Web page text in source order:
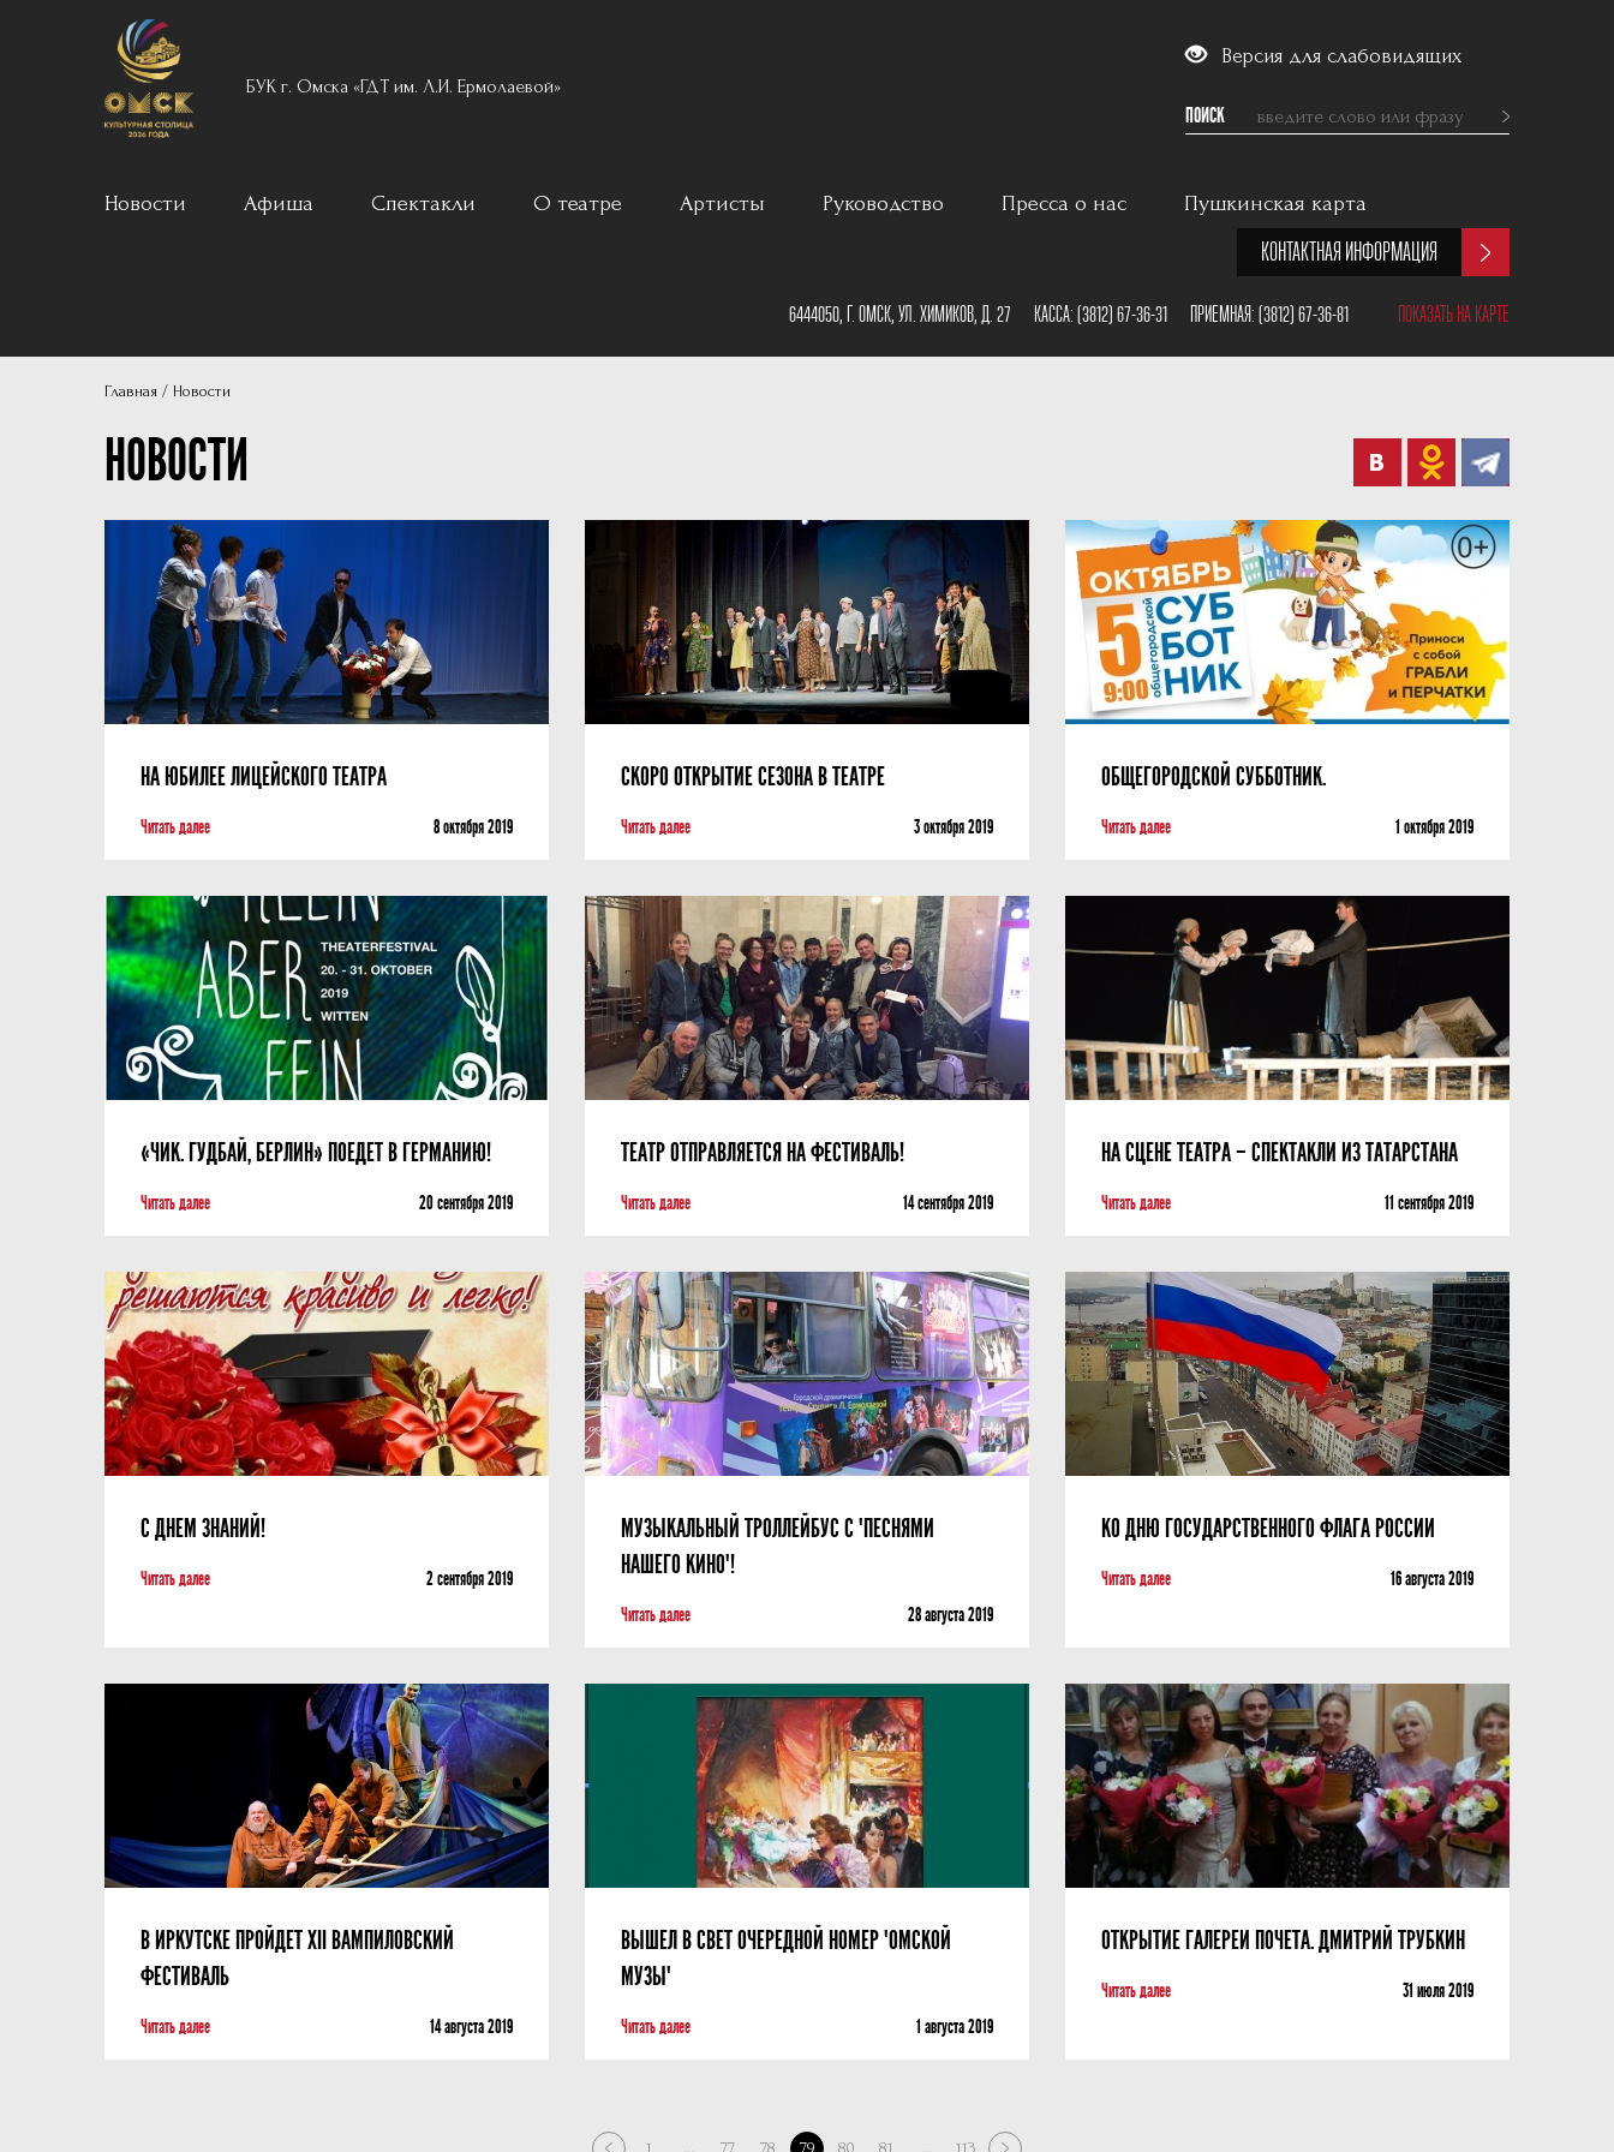
БУК г. Омска «ГДТ им. Л.И. Ермолаевой»
Версия для слабовидящих
ПОИСК
Новости Афиша Спектакли О театре
Документы
Учредители
Артисты Руководство Пресса о нас Пушкинская карта
КОНТАКТНАЯ ИНФОРМАЦИЯ
6444050, Г. ОМСК, УЛ. ХИМИКОВ, Д. 27 КАССА:(3812) 67-36-31 ПРИЕМНАЯ:(3812) 67-36-81 ПОКАЗАТЬ НА КАРТЕ
Главная Новости
НОВОСТИ
НА ЮБИЛЕЕ ЛИЦЕЙСКОГО ТЕАТРА
Читать далее 8 октября 2019
СКОРО ОТКРЫТИЕ СЕЗОНА В ТЕАТРЕ
Читать далее 3 октября 2019
ОБЩЕГОРОДСКОЙ СУББОТНИК.
Читать далее 1 октября 2019
«ЧИК. ГУДБАЙ, БЕРЛИН» ПОЕДЕТ В ГЕРМАНИЮ!
Читать далее 20 сентября 2019
ТЕАТР ОТПРАВЛЯЕТСЯ НА ФЕСТИВАЛЬ!
Читать далее 14 сентября 2019
НА СЦЕНЕ ТЕАТРА – СПЕКТАКЛИ ИЗ ТАТАРСТАНА
Читать далее 11 сентября 2019
С ДНЕМ ЗНАНИЙ!
Читать далее 2 сентября 2019
МУЗЫКАЛЬНЫЙ ТРОЛЛЕЙБУС С "ПЕСНЯМИ
НАШЕГО КИНО"!
Читать далее 28 августа 2019
КО ДНЮ ГОСУДАРСТВЕННОГО ФЛАГА РОССИИ
Читать далее 16 августа 2019
В ИРКУТСКЕ ПРОЙДЕТ XII ВАМПИЛОВСКИЙ
ФЕСТИВАЛЬ
Читать далее 14 августа 2019
ВЫШЕЛ В СВЕТ ОЧЕРЕДНОЙ НОМЕР "ОМСКОЙ
МУЗЫ"
Читать далее 1 августа 2019
ОТКРЫТИЕ ГАЛЕРЕИ ПОЧЕТА. ДМИТРИЙ ТРУБКИН
Читать далее 31 июля 2019
1 77 78 79 80 81 113